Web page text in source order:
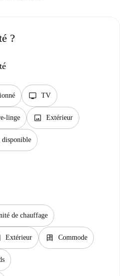
?
tv TV
linge image Extérieur
disponible
de chauffage
Extérieur dresser Commode